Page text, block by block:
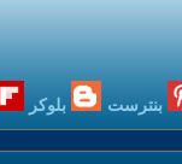
بنترست بلوكر